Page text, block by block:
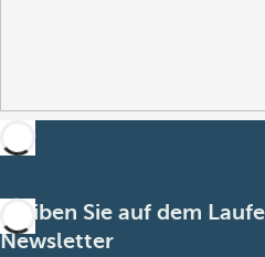
Bleiben Sie auf dem
Newsletter